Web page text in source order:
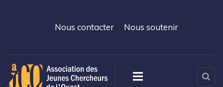
Nous contacter Nous soutenir